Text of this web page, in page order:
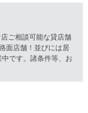
ご相談可能な貸店舗
面店舗！並びには居
です。諸条件等、お